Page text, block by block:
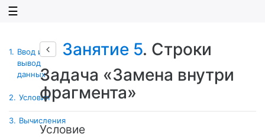
☰
1. Ввод и
вывод
данных
2. Условия
3. Вычисления
Занятие 5. Строки
Задача «Замена внутри
фрагмента»
Условие